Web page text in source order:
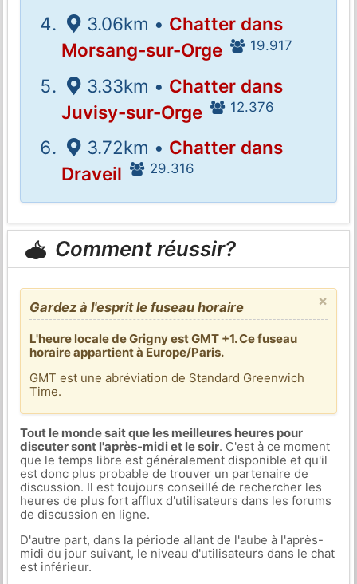
3.06km • Chatter dans
Morsang-sur-Orge
19.917
3.33km • Chatter dans
Juvisy-sur-Orge
12.376
3.72km • Chatter dans
Draveil
29.316
Comment réussir?
×
Gardez à l'esprit le fuseau horaire
L'heure locale de Grigny est GMT +1. Ce fuseau
horaire appartient à Europe/Paris.
GMT est une abréviation de Standard Greenwich
Time.
Tout le monde sait que les meilleures heures pour
discuter sont l'après-midi et le soir. C'est à ce moment
que le temps libre est généralement disponible et qu'il
est donc plus probable de trouver un partenaire de
discussion. Il est toujours conseillé de rechercher les
heures de plus fort afflux d'utilisateurs dans les forums
de discussion en ligne.
D'autre part, dans la période allant de l'aube à l'après-
midi du jour suivant, le niveau d'utilisateurs dans le chat
est inférieur.